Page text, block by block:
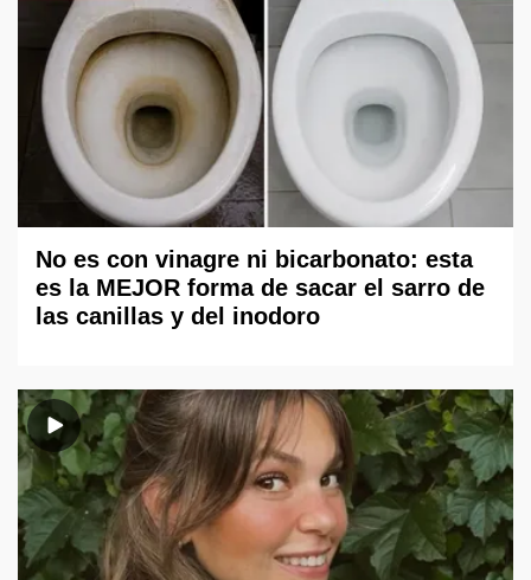
No es con vinagre ni bicarbonato: esta
es la MEJOR forma de sacar el sarro de
las canillas y del inodoro